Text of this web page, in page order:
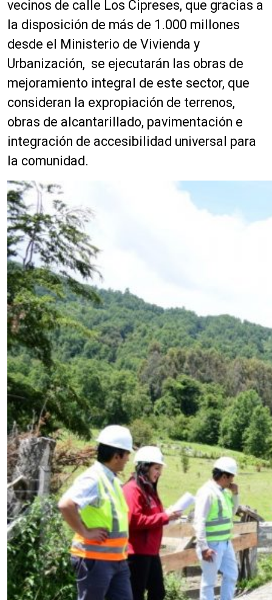
a
u
d
i
o
vecinos de calle Los Cipreses, que gracias a
la disposición de más de 1.000 millones
desde el Ministerio de Vivienda y
Urbanización, se ejecutarán las obras de
mejoramiento integral de este sector, que
consideran la expropiación de terrenos,
obras de alcantarillado, pavimentación e
integración de accesibilidad universal para
la comunidad.